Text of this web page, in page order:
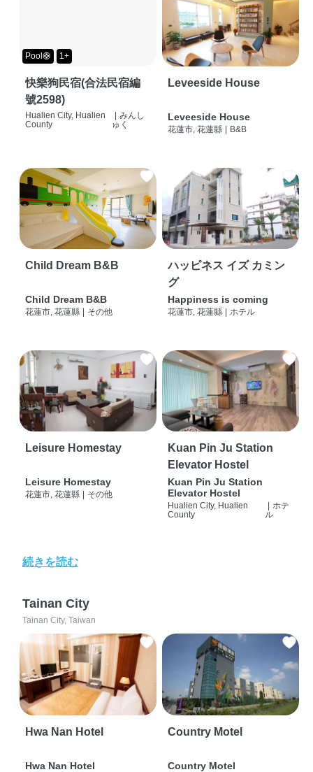
Pool🛟 1+
快樂狗民宿(合法民宿編
號2598)
Hualien City, Hualien
County
みんし
ゅく
Leveeside House
Leveeside House
花蓮市, 花蓮縣 B&B
Child Dream B&B
Child Dream B&B
花蓮市, 花蓮縣 その他
ハッピネス イズ カミン
グ
Happiness is coming
花蓮市, 花蓮縣 ホテル
Leisure Homestay
Leisure Homestay
花蓮市, 花蓮縣 その他
Kuan Pin Ju Station
Elevator Hostel
Kuan Pin Ju Station
Elevator Hostel
Hualien City, Hualien
County
ホテ
ル
続きを読む
Tainan City
Tainan City, Taiwan
Hwa Nan Hotel
Hwa Nan Hotel
Country Motel
Country Motel